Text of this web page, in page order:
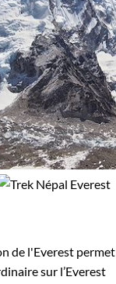
de l'Everest permet
sur l’Everest